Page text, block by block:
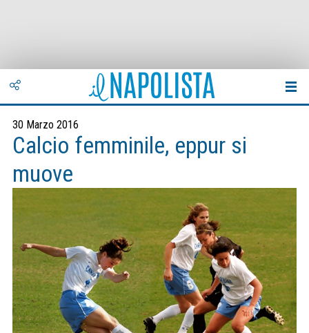
30 Marzo 2016
Calcio femminile, eppur si
muove